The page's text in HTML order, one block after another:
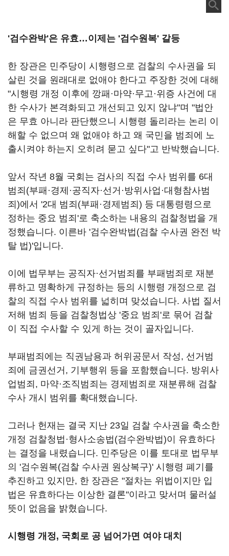
'검수완박'은 유효…이제는 '검수원복' 갈등
한 장관은 민주당이 시행령으로 검찰의 수사권을 되
살린 것을 원래대로 없애야 한다고 주장한 것에 대해
"시행령 개정 이후에 깡패·마약·무고·위증 사건에 대
한 수사가 본격화되고 개선되고 있지 않냐"며 "법안
은 무효 아니라 판단했으니 시행령 돌리라는 논리 이
해할 수 없으며 왜 없애야 하고 왜 국민을 범죄에 노
출시켜야 하는지 오히려 묻고 싶다"고 반박했습니다.
앞서 작년 8월 국회는 검사의 직접 수사 범위를 6대
범죄(부패·경제·공직자·선거·방위사업·대형참사범
죄)에서 '2대 범죄(부패·경제범죄) 등 대통령령으로
정하는 중요 범죄'로 축소하는 내용의 검찰청법을 개
정했습니다. 이른바 '검수완박법(검찰 수사권 완전 박
탈 법)'입니다.
이에 법무부는 공직자·선거범죄를 부패범죄로 재분
류하고 명확하게 규정하는 등의 시행령 개정으로 검
찰의 직접 수사 범위를 넓히며 맞섰습니다. 사법 질서
저해 범죄 등을 검찰청법상 '중요 범죄'로 묶어 검찰
이 직접 수사할 수 있게 하는 것이 골자입니다.
부패범죄에는 직권남용과 허위공문서 작성, 선거범
죄에 금권선거, 기부행위 등을 포함했습니다. 방위사
업범죄, 마약·조직범죄는 경제범죄로 재분류해 검찰
수사 개시 범위를 확대했습니다.
그러나 헌재는 결국 지난 23일 검찰 수사권을 축소한
개정 검찰청법·형사소송법(검수완박법)이 유효하다
는 결정을 내렸습니다. 민주당은 이를 토대로 법무부
의 '검수원복(검찰 수사권 원상복구)' 시행령 폐기를
추진하고 있지만, 한 장관은 "절차는 위법이지만 입
법은 유효하다는 이상한 결론"이라고 맞서며 물러설
뜻이 없음을 밝혔습니다.
시행령 개정, 국회로 공 넘어가면 여야 대치